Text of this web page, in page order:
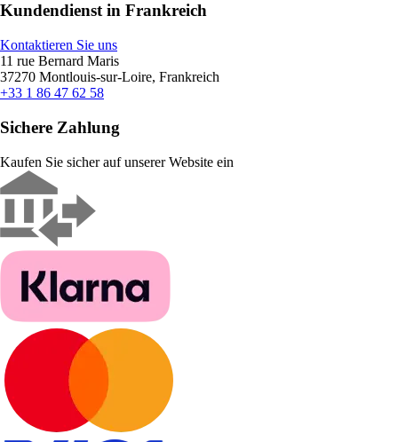
Kundendienst in Frankreich
Kontaktieren Sie uns
11 rue Bernard Maris
37270 Montlouis-sur-Loire, Frankreich
+33 1 86 47 62 58
Sichere Zahlung
Kaufen Sie sicher auf unserer Website ein